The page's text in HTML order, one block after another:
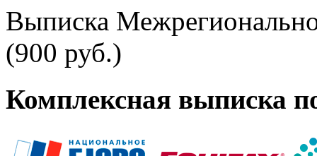
Выписка
(900 руб.)
Комплексная выписка